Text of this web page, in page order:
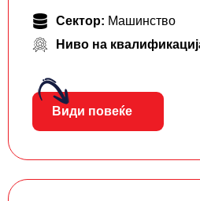
Сектор: Машинство
Ниво на
Види повеќе